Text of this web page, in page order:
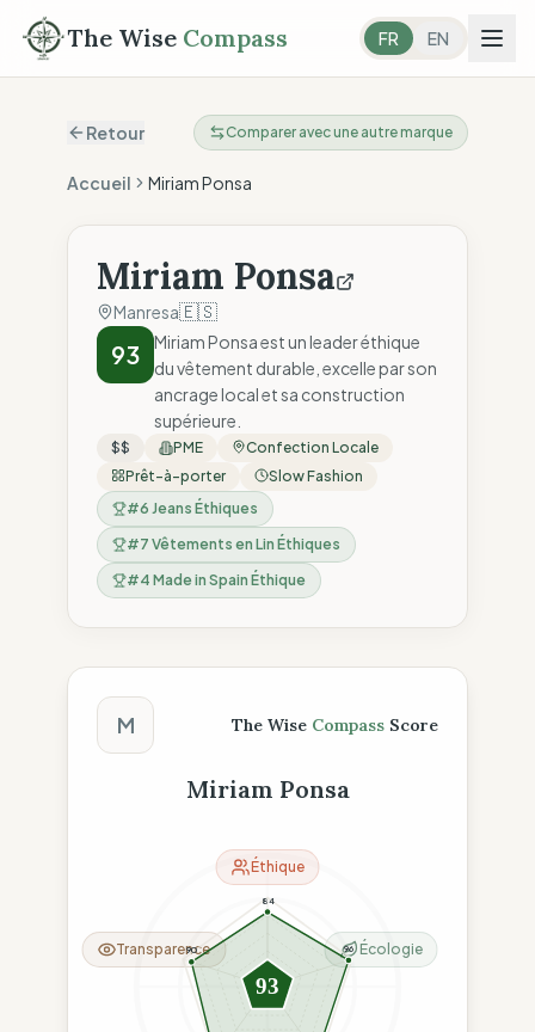
The Wise Compass FR EN
Retour Comparer avec une autre marque
Accueil Miriam Ponsa
Miriam Ponsa
Manresa🇪🇸
93
Miriam Ponsa est un leader éthique
du vêtement durable, excelle par son
ancrage local et sa construction
supérieure.
$$ PME
Confection Locale
Prêt-à-porter
Slow Fashion
#6 Jeans Éthiques
#7 Vêtements en Lin Éthiques
#4 Made in Spain Éthique
Score The Wise Compass
M The Wise Compass Score
Miriam Ponsa
84
96
90
93
Éthique
Écologie
Transparence